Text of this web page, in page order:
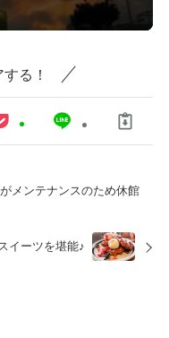
る！
メンテナンスのため休館
イーツを堪能♪